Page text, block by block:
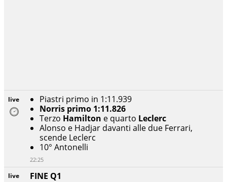
live
FINE Q1
live
Piastri primo in 1:11.939
Norris primo 1:11.826
Terzo Hamilton e quarto Leclerc
Alonso e Hadjar davanti alle due Ferrari,
scende Leclerc
10° Antonelli
22:25